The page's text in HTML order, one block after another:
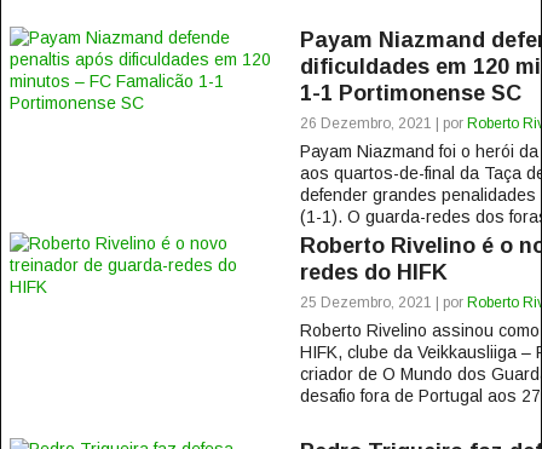
Payam Niazmand
dificuldades em 120
1-1 Portimonense SC
26 Dezembro, 2021 | por Roberto
Payam Niazmand foi o herói
aos quartos-de-final da Taça
defender grandes penalidades
(1-1). O guarda-redes dos
Roberto Rivelino é o
redes do HIFK
25 Dezembro, 2021 | por Roberto
Roberto Rivelino assinou
HIFK, clube da Veikkausliiga –
criador de O Mundo dos
desafio fora de Portugal aos